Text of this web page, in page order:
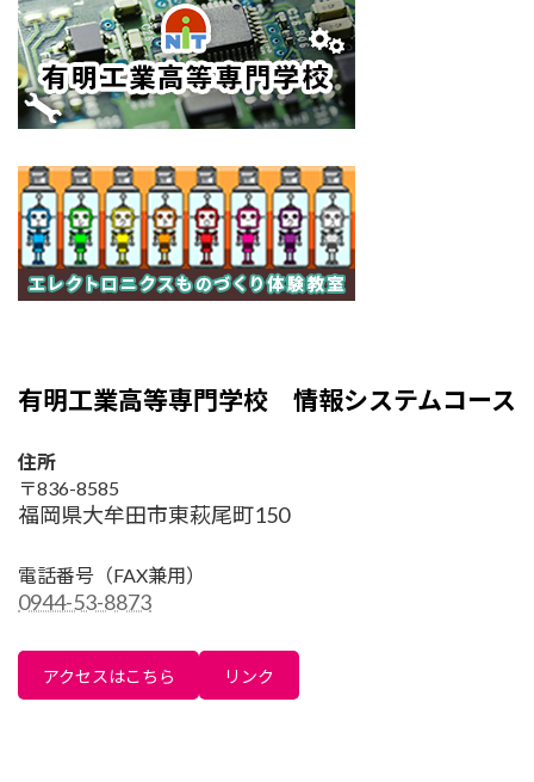
の
ペ
ー
送
り
ー
ジ
ー
ジ
有明工業高等専門学校 情報システムコース
住所
〒836-8585
福岡県大牟田市東萩尾町150
電話番号 （FAX兼用）
0944-53-8873
アクセスはこちら リンク